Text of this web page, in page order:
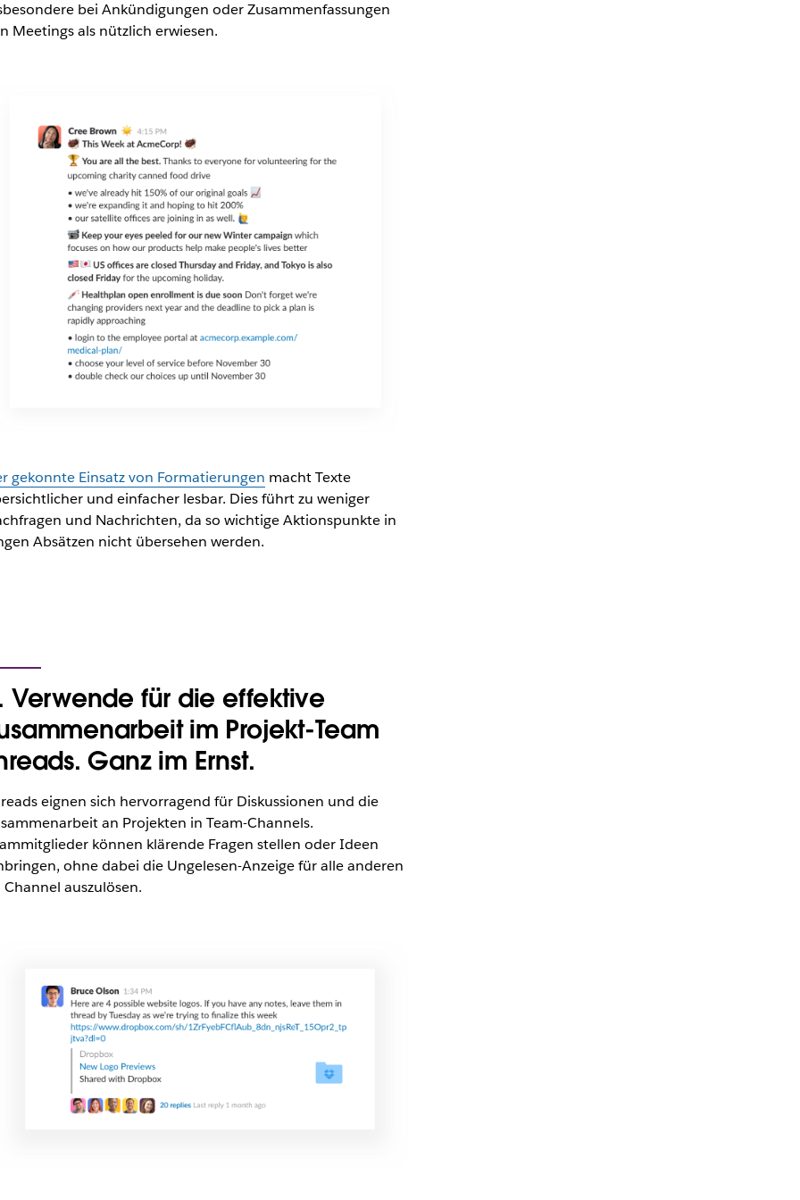
bei Ankündigungen oder Zusammenfassungen
Meetings als nützlich erwiesen.
gekonnte Einsatz von Formatierungen macht Texte
und einfacher lesbar. Dies führt zu weniger
und Nachrichten, da so wichtige Aktionspunkte in
Absätzen nicht übersehen werden.
Verwende für die effektive
im Projekt-Team
Ganz im Ernst.
eignen sich hervorragend für Diskussionen und die
an Projekten in Team-Channels.
können klärende Fragen stellen oder Ideen
ohne dabei die Ungelesen-Anzeige für alle anderen
Channel auszulösen.